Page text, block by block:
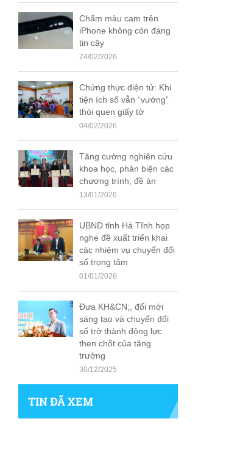
Chấm màu cam trên
iPhone không còn đáng
tin cậy
24/02/2026
Chứng thực điện tử: Khi
tiện ích số vẫn “vướng”
thói quen giấy tờ
04/02/2026
Tăng cường nghiên cứu
khoa học, phản biện các
chương trình, đề án
13/01/2026
UBND tỉnh Hà Tĩnh họp
nghe đề xuất triển khai
các nhiệm vụ chuyển đổi
số trọng tâm
01/01/2026
Đưa KH&CN;, đổi mới
sáng tạo và chuyển đổi
số trở thành động lực
then chốt của tăng
trưởng
30/12/2025
TIN ĐÃ XEM